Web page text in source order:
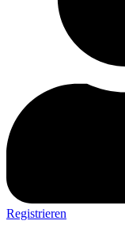
Registrieren